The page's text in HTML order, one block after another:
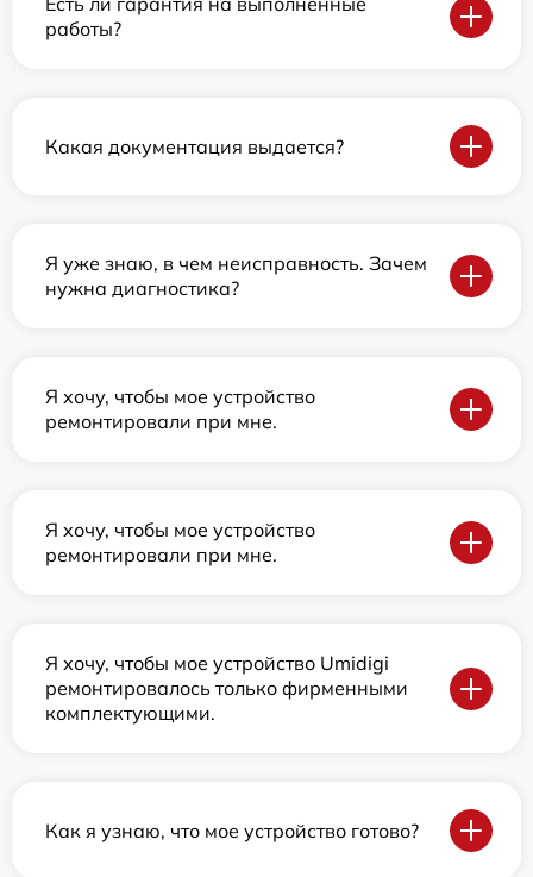
работы?
Какая документация выдается?
Я уже знаю, в чем неисправность. Зачем
нужна диагностика?
Я хочу, чтобы мое устройство
ремонтировали при мне.
Я хочу, чтобы мое устройство
ремонтировали при мне.
Я хочу, чтобы мое устройство Umidigi
ремонтировалось только фирменными
комплектующими.
Как я узнаю, что мое устройство готово?